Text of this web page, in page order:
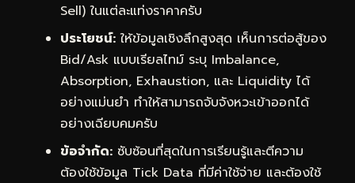
Sell) ในแต่ละแท่งราคาครับ
ประโยชน์: ให้ข้อมูลเชิงลึกสูงสุด เห็นการต่อสู้ของ
Bid/Ask แบบเรียลไทม์ ระบุ Imbalance,
Absorption, Exhaustion, และ Liquidity ได้
อย่างแม่นยำ ทำให้สามารถจับจังหวะเข้าออกได้
อย่างเฉียบคมครับ
ข้อจำกัด: ซับซ้อนที่สุดในการเรียนรู้และตีความ
ต้องใช้ข้อมูล Tick Data ที่มีค่าใช้จ่าย และต้องใช้